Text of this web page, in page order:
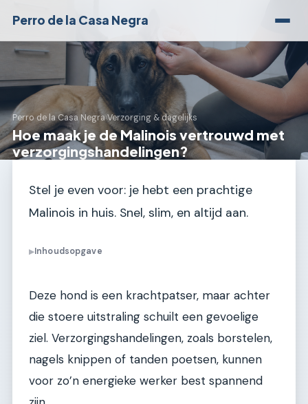
Perro de la Casa Negra
Perro de la Casa Negra›Verzorging & dagelijks
Hoe maak je de Malinois vertrouwd met
verzorgingshandelingen?
Stel je even voor: je hebt een prachtige
Malinois in huis. Snel, slim, en altijd aan.
▶Inhoudsopgave
Deze hond is een krachtpatser, maar achter
die stoere uitstraling schuilt een gevoelige
ziel. Verzorgingshandelingen, zoals borstelen,
nagels knippen of tanden poetsen, kunnen
voor zo’n energieke werker best spannend